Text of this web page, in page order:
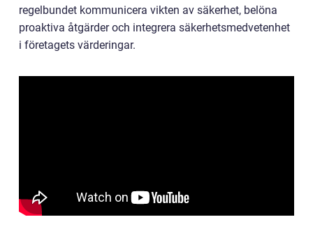
regelbundet kommunicera vikten av säkerhet, belöna
proaktiva åtgärder och integrera säkerhetsmedvetenhet
i företagets värderingar.